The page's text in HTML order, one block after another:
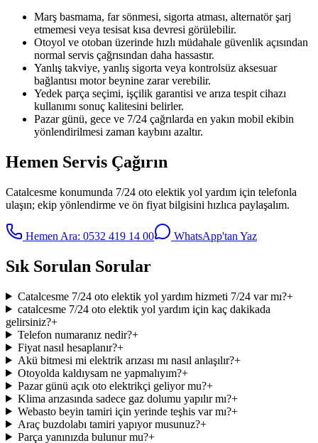
Marş basmama, far sönmesi, sigorta atması, alternatör şarj
etmemesi veya tesisat kısa devresi görülebilir.
Otoyol ve otoban üzerinde hızlı müdahale güvenlik açısından
normal servis çağrısından daha hassastır.
Yanlış takviye, yanlış sigorta veya kontrolsüz aksesuar
bağlantısı motor beynine zarar verebilir.
Yedek parça seçimi, işçilik garantisi ve arıza tespit cihazı
kullanımı sonuç kalitesini belirler.
Pazar günü, gece ve 7/24 çağrılarda en yakın mobil ekibin
yönlendirilmesi zaman kaybını azaltır.
Hemen Servis Çağırın
Catalcesme konumunda 7/24 oto elektik yol yardım için telefonla
ulaşın; ekip yönlendirme ve ön fiyat bilgisini hızlıca paylaşalım.
Hemen Ara: 0532 419 14 00 WhatsApp'tan Yaz
Sık Sorulan Sorular
Catalcesme 7/24 oto elektik yol yardım hizmeti 7/24 var mı?+
catalcesme 7/24 oto elektik yol yardım için kaç dakikada
gelirsiniz?+
Telefon numaranız nedir?+
Fiyat nasıl hesaplanır?+
Akü bitmesi mi elektrik arızası mı nasıl anlaşılır?+
Otoyolda kaldıysam ne yapmalıyım?+
Pazar günü açık oto elektrikçi geliyor mu?+
Klima arızasında sadece gaz dolumu yapılır mı?+
Webasto beyin tamiri için yerinde teşhis var mı?+
Araç buzdolabı tamiri yapıyor musunuz?+
Parça yanınızda bulunur mu?+